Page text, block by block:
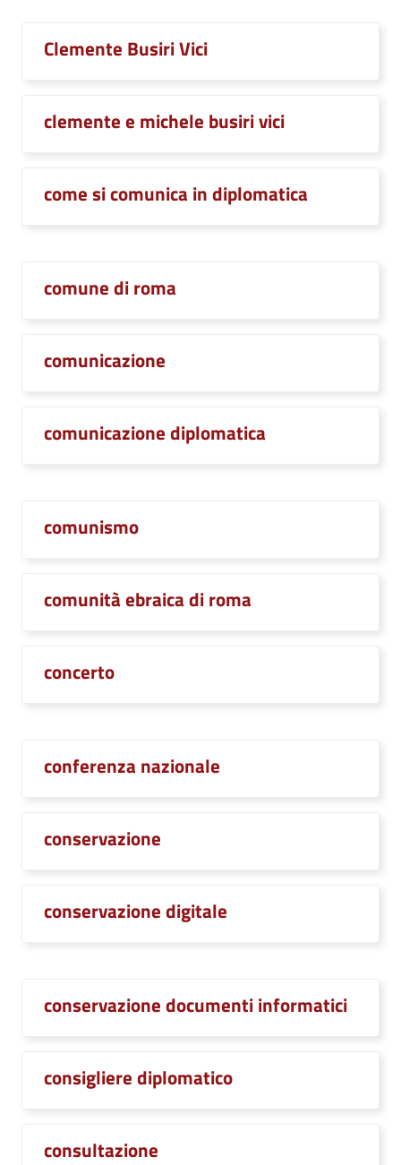
Clemente Busiri Vici
clemente e michele busiri vici
come si comunica in diplomatica
comune di roma
comunicazione
comunicazione diplomatica
comunismo
comunità ebraica di roma
concerto
conferenza nazionale
conservazione
conservazione digitale
conservazione documenti informatici
consigliere diplomatico
consultazione